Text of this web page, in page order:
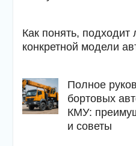
Как понять, подходит
конкретной модели
Полное
бортовых
КМУ:
и советы